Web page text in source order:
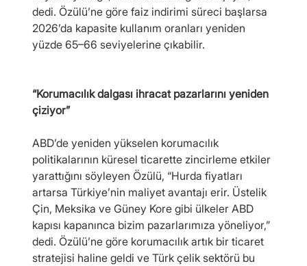
dedi. Özülü’ne göre faiz indirimi süreci başlarsa
2026’da kapasite kullanım oranları yeniden
yüzde 65–66 seviyelerine çıkabilir.
“Korumacılık dalgası ihracat pazarlarını yeniden
çiziyor”
ABD’de yeniden yükselen korumacılık
politikalarının küresel ticarette zincirleme etkiler
yarattığını söyleyen Özülü, “Hurda fiyatları
artarsa Türkiye’nin maliyet avantajı erir. Üstelik
Çin, Meksika ve Güney Kore gibi ülkeler ABD
kapısı kapanınca bizim pazarlarımıza yöneliyor,”
dedi. Özülü’ne göre korumacılık artık bir ticaret
stratejisi haline geldi ve Türk çelik sektörü bu